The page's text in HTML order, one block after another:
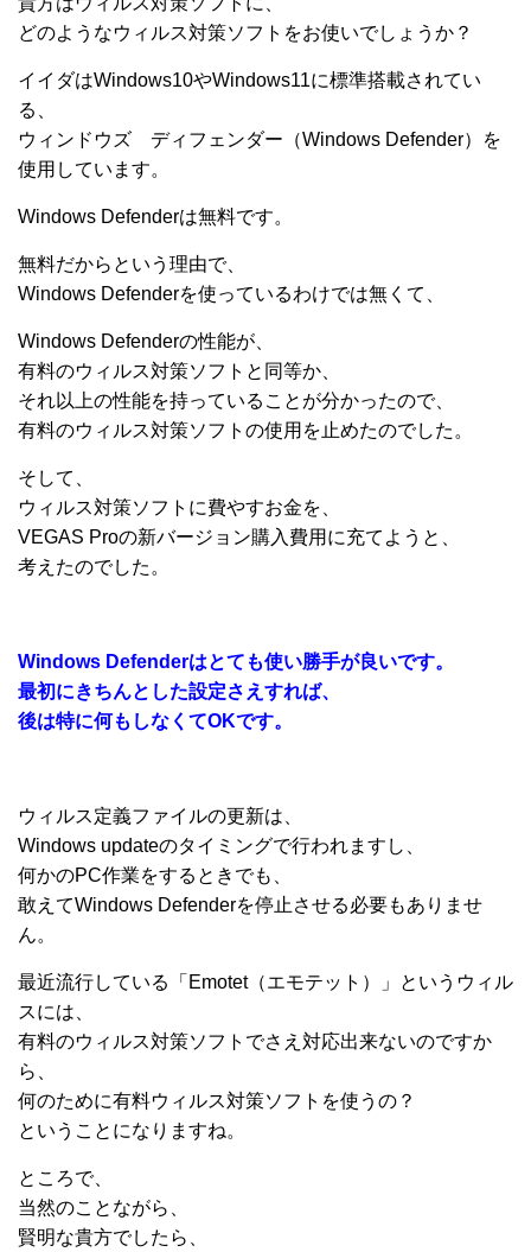
どのようなウィルス対策ソフトをお使いでしょうか？
イイダはWindows10やWindows11に標準搭載されてい
る、
ウィンドウズ ディフェンダー（Windows Defender）を
使用しています。
Windows Defenderは無料です。
無料だからという理由で、
Windows Defenderを使っているわけでは無くて、
Windows Defenderの性能が、
有料のウィルス対策ソフトと同等か、
それ以上の性能を持っていることが分かったので、
有料のウィルス対策ソフトの使用を止めたのでした。
そして、
ウィルス対策ソフトに費やすお金を、
VEGAS Proの新バージョン購入費用に充てようと、
考えたのでした。
Windows Defenderはとても使い勝手が良いです。
最初にきちんとした設定さえすれば、
後は特に何もしなくてOKです。
ウィルス定義ファイルの更新は、
Windows updateのタイミングで行われますし、
何かのPC作業をするときでも、
敢えてWindows Defenderを停止させる必要もありませ
ん。
最近流行している「Emotet（エモテット）」というウィル
スには、
有料のウィルス対策ソフトでさえ対応出来ないのですか
ら、
何のために有料ウィルス対策ソフトを使うの？
ということになりますね。
ところで、
当然のことながら、
賢明な貴方でしたら、